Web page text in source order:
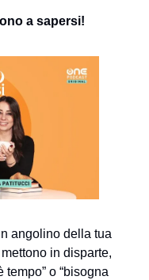
a sapersi!
angolino della tua
in disparte,
tempo” o “bisogna